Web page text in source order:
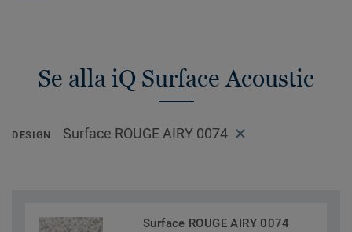
Se alla iQ Surface Acoustic
DESIGN Surface ROUGE AIRY 0074
Surface ROUGE AIRY 0074